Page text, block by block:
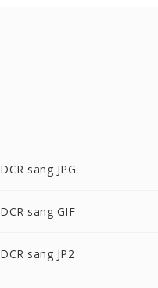
DCR sang JPG
DCR sang GIF
DCR sang JP2